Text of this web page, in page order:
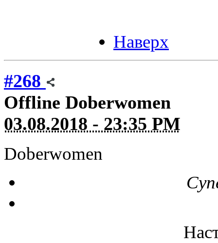
Наверх
#268
Offline Doberwomen
03.08.2018 - 23:35 PM
Doberwomen